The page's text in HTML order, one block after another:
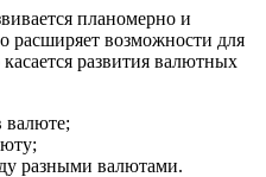
планомерно и
расширяет возможности для
развития валютных
валюте;
разными валютами.